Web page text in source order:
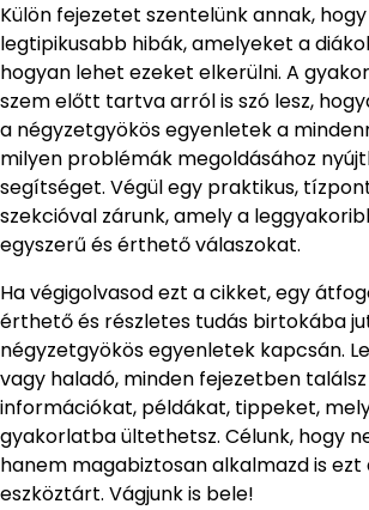
Külön fejezetet szentelünk annak,
legtipikusabb hibák, amelyeket a
hogyan lehet ezeket elkerülni. A
szem előtt tartva arról is szó lesz,
a négyzetgyökös egyenletek a
milyen problémák megoldásához
segítséget. Végül egy praktikus,
szekcióval zárunk, amely a
egyszerű és érthető válaszokat.
Ha végigolvasod ezt a cikket, egy
érthető és részletes tudás birtokába
négyzetgyökös egyenletek kapcsán.
vagy haladó, minden fejezetben
információkat, példákat, tippeket,
gyakorlatba ültethetsz. Célunk, hogy
hanem magabiztosan alkalmazd is
eszköztárt. Vágjunk is bele!